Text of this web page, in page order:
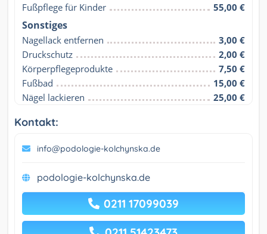
Fußpflege für Kinder
55,00 €
Sonstiges
Nagellack entfernen
3,00 €
Druckschutz
2,00 €
Körperpflegeprodukte
7,50 €
Fußbad
15,00 €
Nägel lackieren
25,00 €
Kontakt:
info@podologie-kolchynska.de
podologie-kolchynska.de
0211 17099039